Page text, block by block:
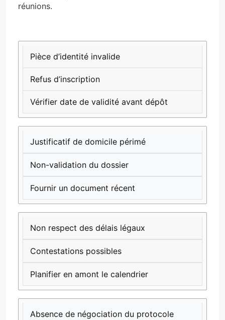
réunions.
ERREUR
CONSÉQUENCE
SOLUTION
Pièce d’identité invalide
Refus d’inscription
Vérifier date de validité avant dépôt
Justificatif de domicile périmé
Non-validation du dossier
Fournir un document récent
Non respect des délais légaux
Contestations possibles
Planifier en amont le calendrier
Absence de négociation du protocole